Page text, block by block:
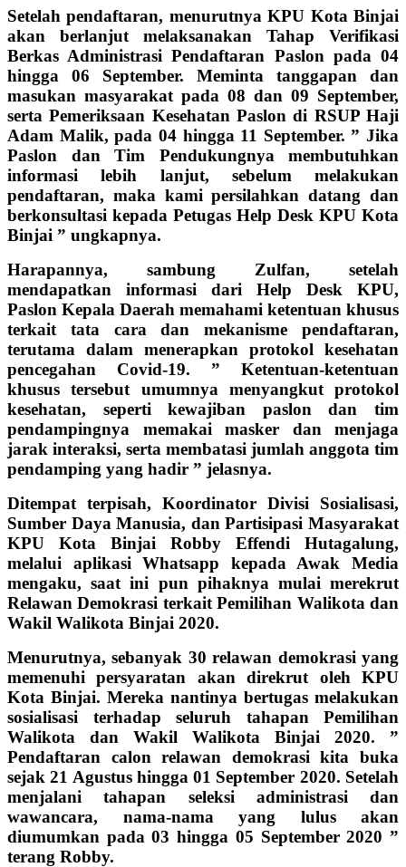
Setelah pendaftaran, menurutnya KPU Kota Binjai
akan berlanjut melaksanakan Tahap Verifikasi
Berkas Administrasi Pendaftaran Paslon pada 04
hingga 06 September. Meminta tanggapan dan
masukan masyarakat pada 08 dan 09 September,
serta Pemeriksaan Kesehatan Paslon di RSUP Haji
Adam Malik, pada 04 hingga 11 September. ” Jika
Paslon dan Tim Pendukungnya membutuhkan
informasi lebih lanjut, sebelum melakukan
pendaftaran, maka kami persilahkan datang dan
berkonsultasi kepada Petugas Help Desk KPU Kota
Binjai ” ungkapnya.
Harapannya, sambung Zulfan, setelah
mendapatkan informasi dari Help Desk KPU,
Paslon Kepala Daerah memahami ketentuan khusus
terkait tata cara dan mekanisme pendaftaran,
terutama dalam menerapkan protokol kesehatan
pencegahan Covid-19. ” Ketentuan-ketentuan
khusus tersebut umumnya menyangkut protokol
kesehatan, seperti kewajiban paslon dan tim
pendampingnya memakai masker dan menjaga
jarak interaksi, serta membatasi jumlah anggota tim
pendamping yang hadir ” jelasnya.
Ditempat terpisah, Koordinator Divisi Sosialisasi,
Sumber Daya Manusia, dan Partisipasi Masyarakat
KPU Kota Binjai Robby Effendi Hutagalung,
melalui aplikasi Whatsapp kepada Awak Media
mengaku, saat ini pun pihaknya mulai merekrut
Relawan Demokrasi terkait Pemilihan Walikota dan
Wakil Walikota Binjai 2020.
Menurutnya, sebanyak 30 relawan demokrasi yang
memenuhi persyaratan akan direkrut oleh KPU
Kota Binjai. Mereka nantinya bertugas melakukan
sosialisasi terhadap seluruh tahapan Pemilihan
Walikota dan Wakil Walikota Binjai 2020. ”
Pendaftaran calon relawan demokrasi kita buka
sejak 21 Agustus hingga 01 September 2020. Setelah
menjalani tahapan seleksi administrasi dan
wawancara, nama-nama yang lulus akan
diumumkan pada 03 hingga 05 September 2020 ”
terang Robby.